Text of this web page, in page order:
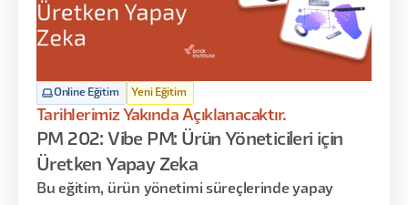
Online Eğitim Yeni Eğitim
Tarihlerimiz Yakında Açıklanacaktır.
PM 202: Vibe PM: Ürün Yöneticileri için
Üretken Yapay Zeka
Bu eğitim, ürün yönetimi süreçlerinde yapay